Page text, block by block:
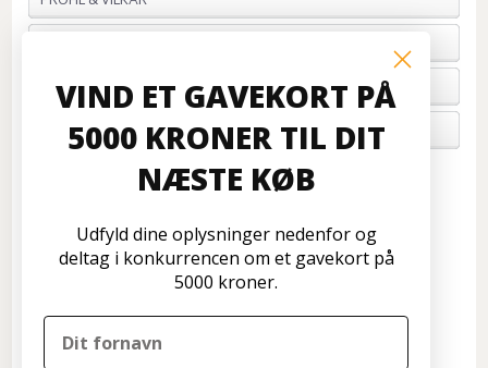
FORTRYD ORDRE
OM OS
Kundeservice
Formervangen 17
2600 Glostrup
VIND ET GAVEKORT PÅ
5000 KRONER TIL DIT
NÆSTE KØB
Udfyld dine oplysninger nedenfor og
deltag i konkurrencen om et gavekort på
5000 kroner.